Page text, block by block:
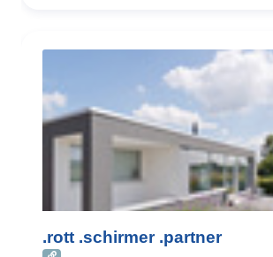
.rott .schirmer .partner